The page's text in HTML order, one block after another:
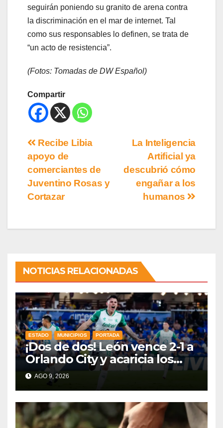
seguirán poniendo su granito de arena contra
la discriminación en el mar de internet. Tal
como sus responsables lo definen, se trata de
“un acto de resistencia”.
(Fotos: Tomadas de DW Español)
Compartir
La Inteligencia
Artificial ya
descubrió cómo
engañar a los
humanos
Recibe Libia
apoyo de
comerciantes de
Juventino Rosas y
Cortazar
NOTICIAS RELACIONADAS
ESTADO MUNICIPIOS PORTADA
¡Dos de dos! León vence 2-1 a
Orlando City y acaricia los
cuartos de final
AGO 9, 2026